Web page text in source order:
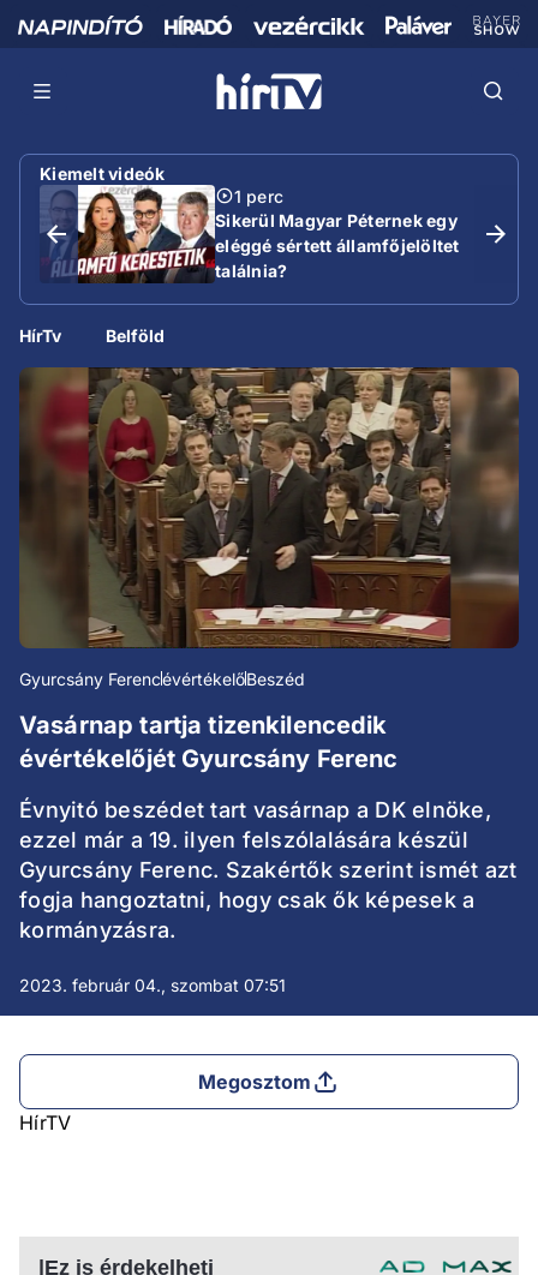
Kiemelt videók
1 perc
Sikerül Magyar Péternek egy
eléggé sértett államfőjelöltet
találnia?
HírTv Belföld
Gyurcsány FerencévértékelőBeszéd
Vasárnap tartja tizenkilencedik
évértékelőjét Gyurcsány Ferenc
Évnyitó beszédet tart vasárnap a DK elnöke,
ezzel már a 19. ilyen felszólalására készül
Gyurcsány Ferenc. Szakértők szerint ismét azt
fogja hangoztatni, hogy csak ők képesek a
kormányzásra.
2023. február 04., szombat 07:51
Megosztom
HírTV